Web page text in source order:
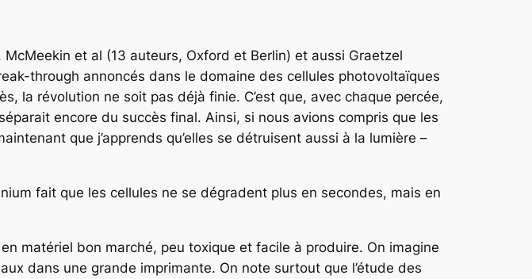
McMeekin et al (13 auteurs, Oxford et Berlin) et aussi Graetzel
through annoncés dans le domaine des cellules photovoltaïques
la révolution ne soit pas déjà finie. C’est que, avec chaque percée,
encore du succès final. Ainsi, si nous avions compris que les
que j’apprends qu’elles se détruisent aussi à la lumière –
fait que les cellules ne se dégradent plus en secondes, mais en
matériel bon marché, peu toxique et facile à produire. On imagine
dans une grande imprimante. On note surtout que l’étude des